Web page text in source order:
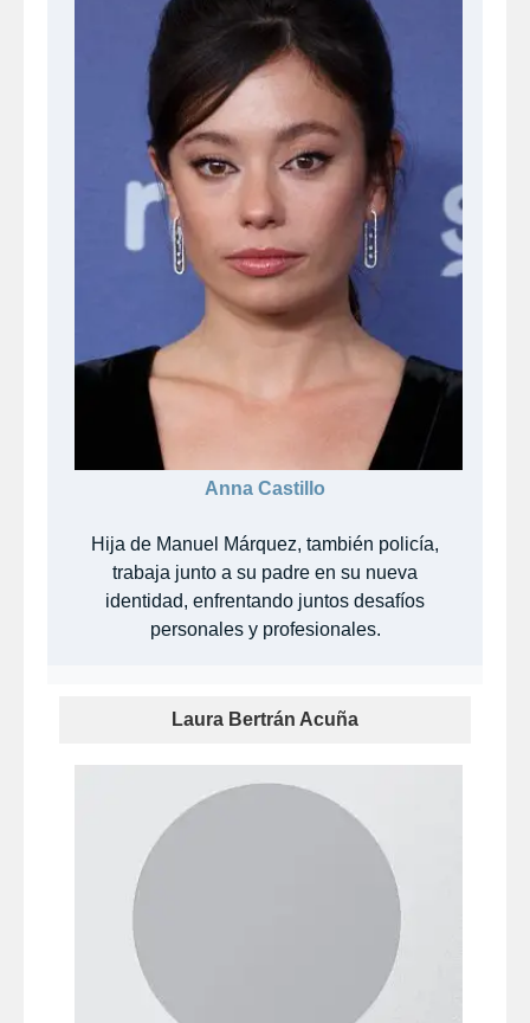
Anna Castillo
Hija de Manuel Márquez, también policía,
trabaja junto a su padre en su nueva
identidad, enfrentando juntos desafíos
personales y profesionales.
Laura Bertrán Acuña